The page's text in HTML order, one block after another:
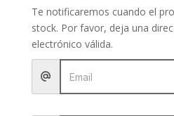
Te notificaremos cuando el
stock. Por favor, deja una
electrónico válida.